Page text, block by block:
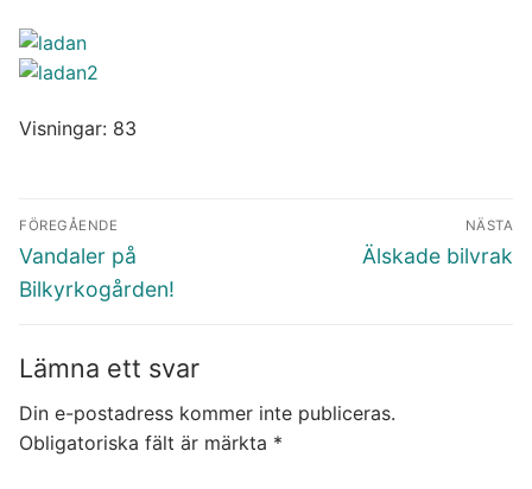
Visningar: 83
Inläggsnavigering
FÖREGÅENDE
Föregående
inlägg:
Vandaler på
Bilkyrkogården!
NÄSTA
Nästa
Älskade bilvrak
Lämna ett svar
Din e-postadress kommer inte publiceras.
Obligatoriska fält är märkta *